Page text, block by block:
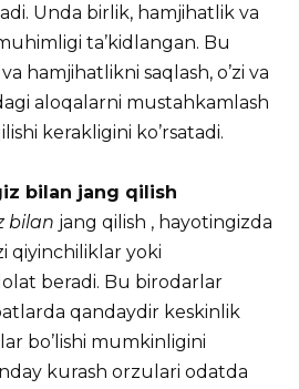
Unda birlik, hamjihatlik va
ta’kidlangan. Bu
hamjihatlikni saqlash, o’zi va
aloqalarni mustahkamlash
kerakligini ko’rsatadi.
bilan jang qilish
bilan jang qilish , hayotingizda
qiyinchiliklar yoki
beradi. Bu birodarlar
qandaydir keskinlik
bo’lishi mumkinligini
kurash orzulari odatda